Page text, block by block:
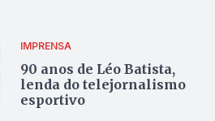
IMPRENSA
90 anos de Léo Batista,
lenda do telejornalismo
esportivo